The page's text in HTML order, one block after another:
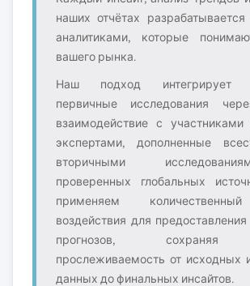
наших отчётах
аналитиками, которые
вашего рынка.
Наш подход интегрирует
первичные исследования
взаимодействие с
экспертами, дополненные
вторичными
проверенных глобальных
применяем
воздействия для
прогнозов, сохраняя
прослеживаемость от исходных
данных до финальных инсайтов.